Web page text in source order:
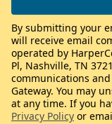
By submitting your
will receive email
operated by
Pl, Nashville, TN
communications
Gateway. You may
at any time. If you
Privacy Policy or